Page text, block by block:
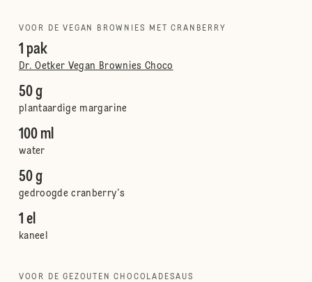
VOOR DE VEGAN BROWNIES MET CRANBERRY
1 pak
Dr. Oetker Vegan Brownies Choco
50 g
plantaardige margarine
100 ml
water
50 g
gedroogde cranberry's
1 el
kaneel
VOOR DE GEZOUTEN CHOCOLADESAUS